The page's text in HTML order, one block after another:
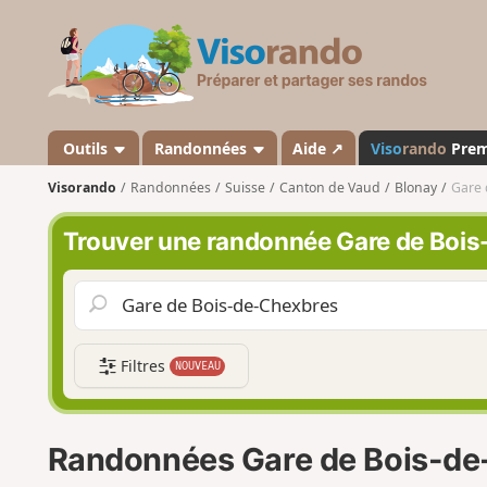
s
a
n
d
o
Outils Randonnées Aide ↗ Visorando
Visorando Randonnées Suisse Canton de Vaud Blonay Gare
Trouver une randonnée Gare de
Filtres NOUVEAU
Randonnées Gare de Bois-